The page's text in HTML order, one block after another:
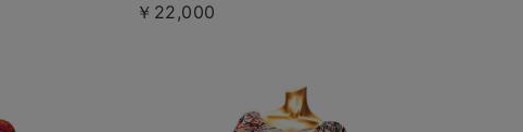
￥22,000